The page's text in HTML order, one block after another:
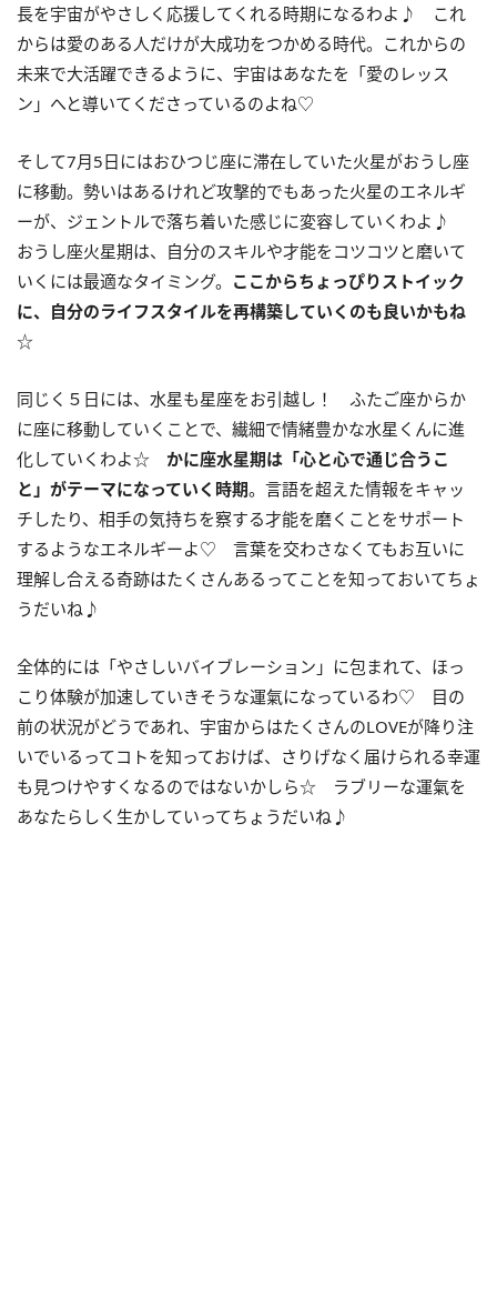
長を宇宙がやさしく応援してくれる時期になるわよ♪ これ
からは愛のある人だけが大成功をつかめる時代。これからの
未来で大活躍できるように、宇宙はあなたを「愛のレッス
ン」へと導いてくださっているのよね♡
そして7月5日にはおひつじ座に滞在していた火星がおうし座
に移動。勢いはあるけれど攻撃的でもあった火星のエネルギ
ーが、ジェントルで落ち着いた感じに変容していくわよ♪
おうし座火星期は、自分のスキルや才能をコツコツと磨いて
いくには最適なタイミング。 ここからちょっぴりストイック
に、自分のライフスタイルを再構築していくのも良いかもね
☆
同じく５日には、水星も星座をお引越し！ ふたご座からか
に座に移動していくことで、繊細で情緒豊かな水星くんに進
化していくわよ☆ かに座水星期は「心と心で通じ合うこ
と」がテーマになっていく時期。言語を超えた情報をキャッ
チしたり、相手の気持ちを察する才能を磨くことをサポート
するようなエネルギーよ♡ 言葉を交わさなくてもお互いに
理解し合える奇跡はたくさんあるってことを知っておいてちょ
うだいね♪
全体的には「やさしいバイブレーション」に包まれて、ほっ
こり体験が加速していきそうな運氣になっているわ♡ 目の
前の状況がどうであれ、宇宙からはたくさんのLOVEが降り注
いでいるってコトを知っておけば、さりげなく届けられる幸運
も見つけやすくなるのではないかしら☆ ラブリーな運氣を
あなたらしく生かしていってちょうだいね♪